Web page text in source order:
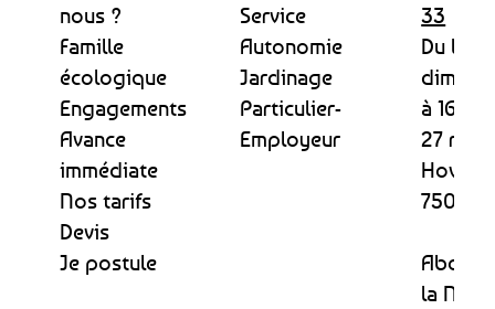
nous ?
Famille
écologique
Engagements
Avance
immédiate
Nos tarifs
Devis
Je postule
Service
Autonomie
Jardinage
Particulier-
Employeur
33
Du
à 16h
27 rue
75013
la